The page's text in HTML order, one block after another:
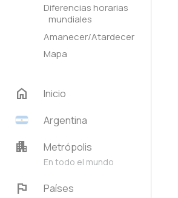
Diferencias horarias
mundiales
Amanecer/Atardecer
Mapa
home
Inicio
Argentina
apartment Metrópolis
En todo el mundo
flag Países